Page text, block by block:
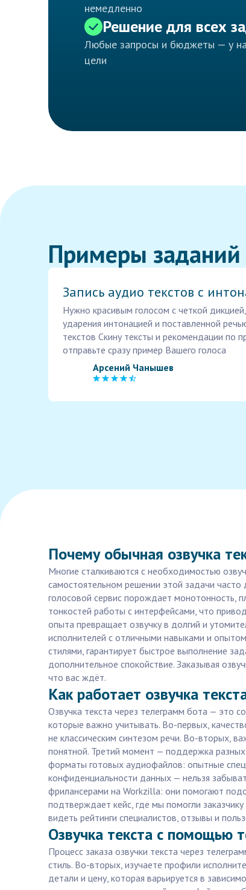
немедленно
Решение для всех
Любые запросы и бюджеты — у
цели
Примеры заданий
Запись аудио текстов с
Нужно красивым голосом с четкой
ударения интонацией и поставленной
текстов Скину тексты и рекомендации по
отправьте сразу пример Вашего голоса
Арсений Чанышев
Почему обычная озвучка
Многие сталкиваются с необходимостью
самостоятельном решении этой задачи
голосовой сервис порождает монотонность,
тонкостей работы с интерфейсами, что
опыта превращает озвучку в долгий и
исполнителей с отличными навыками и
стилями, гарантирует быстрое выполнение
дополнительное спокойствие. Заказывая
что вас ждёт.
Как работает озвучка
Озвучка текста через телеграмм бота — это
которые важно учитывать. Во-первых,
не классическим синтезом речи. Во-вторых,
понятной. Третий момент — поддержка
форматы готовых аудиофайлов: опытные
конфиденциальности данных — нельзя
фрилансерами на Workzilla: они помогают
подтверждает кейс, где мы помогли
видеть рейтинги специалистов, отзывы и
Озвучка текста с помощью
Процесс заказа озвучки текста через
стиль. Во-вторых, изучаете профили
детали и цену, которая варьируется в